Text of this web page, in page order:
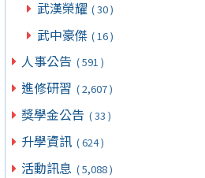
武漢榮耀 ( 30 )
武中豪傑 ( 16 )
人事公告 ( 591 )
進修研習 ( 2,607 )
獎學金公告 ( 33 )
升學資訊 ( 624 )
活動訊息 ( 5,088 )